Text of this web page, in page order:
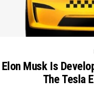
Elon Musk Is
The Tesla